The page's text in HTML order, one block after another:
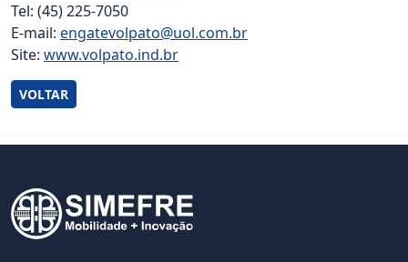
Tel: (45) 225-7050
E-mail: engatevolpato@uol.com.br
Site: www.volpato.ind.br
VOLTAR